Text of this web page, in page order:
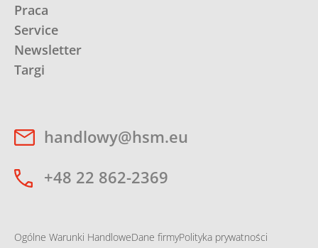
Praca
Service
Newsletter
Targi
handlowy@hsm.eu
+48 22 862-2369
Ogólne Warunki HandloweDane firmyPolityka prywatności